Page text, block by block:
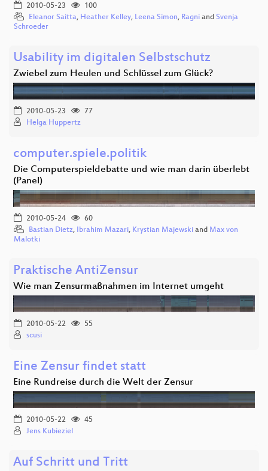
2010-05-23
100
Eleanor Saitta, Heather Kelley, Leena Simon, Ragni and Svenja
Schroeder
Usability im digitalen Selbstschutz
Zwiebel zum Heulen und Schlüssel zum Glück?
2010-05-23
77
Helga Huppertz
computer.spiele.politik
Die Computerspieldebatte und wie man darin überlebt
(Panel)
2010-05-24
60
Bastian Dietz, Ibrahim Mazari, Krystian Majewski and Max von
Malotki
Praktische AntiZensur
Wie man Zensurmaßnahmen im Internet umgeht
2010-05-22
55
scusi
Eine Zensur findet statt
Eine Rundreise durch die Welt der Zensur
2010-05-22
45
Jens Kubieziel
Auf Schritt und Tritt